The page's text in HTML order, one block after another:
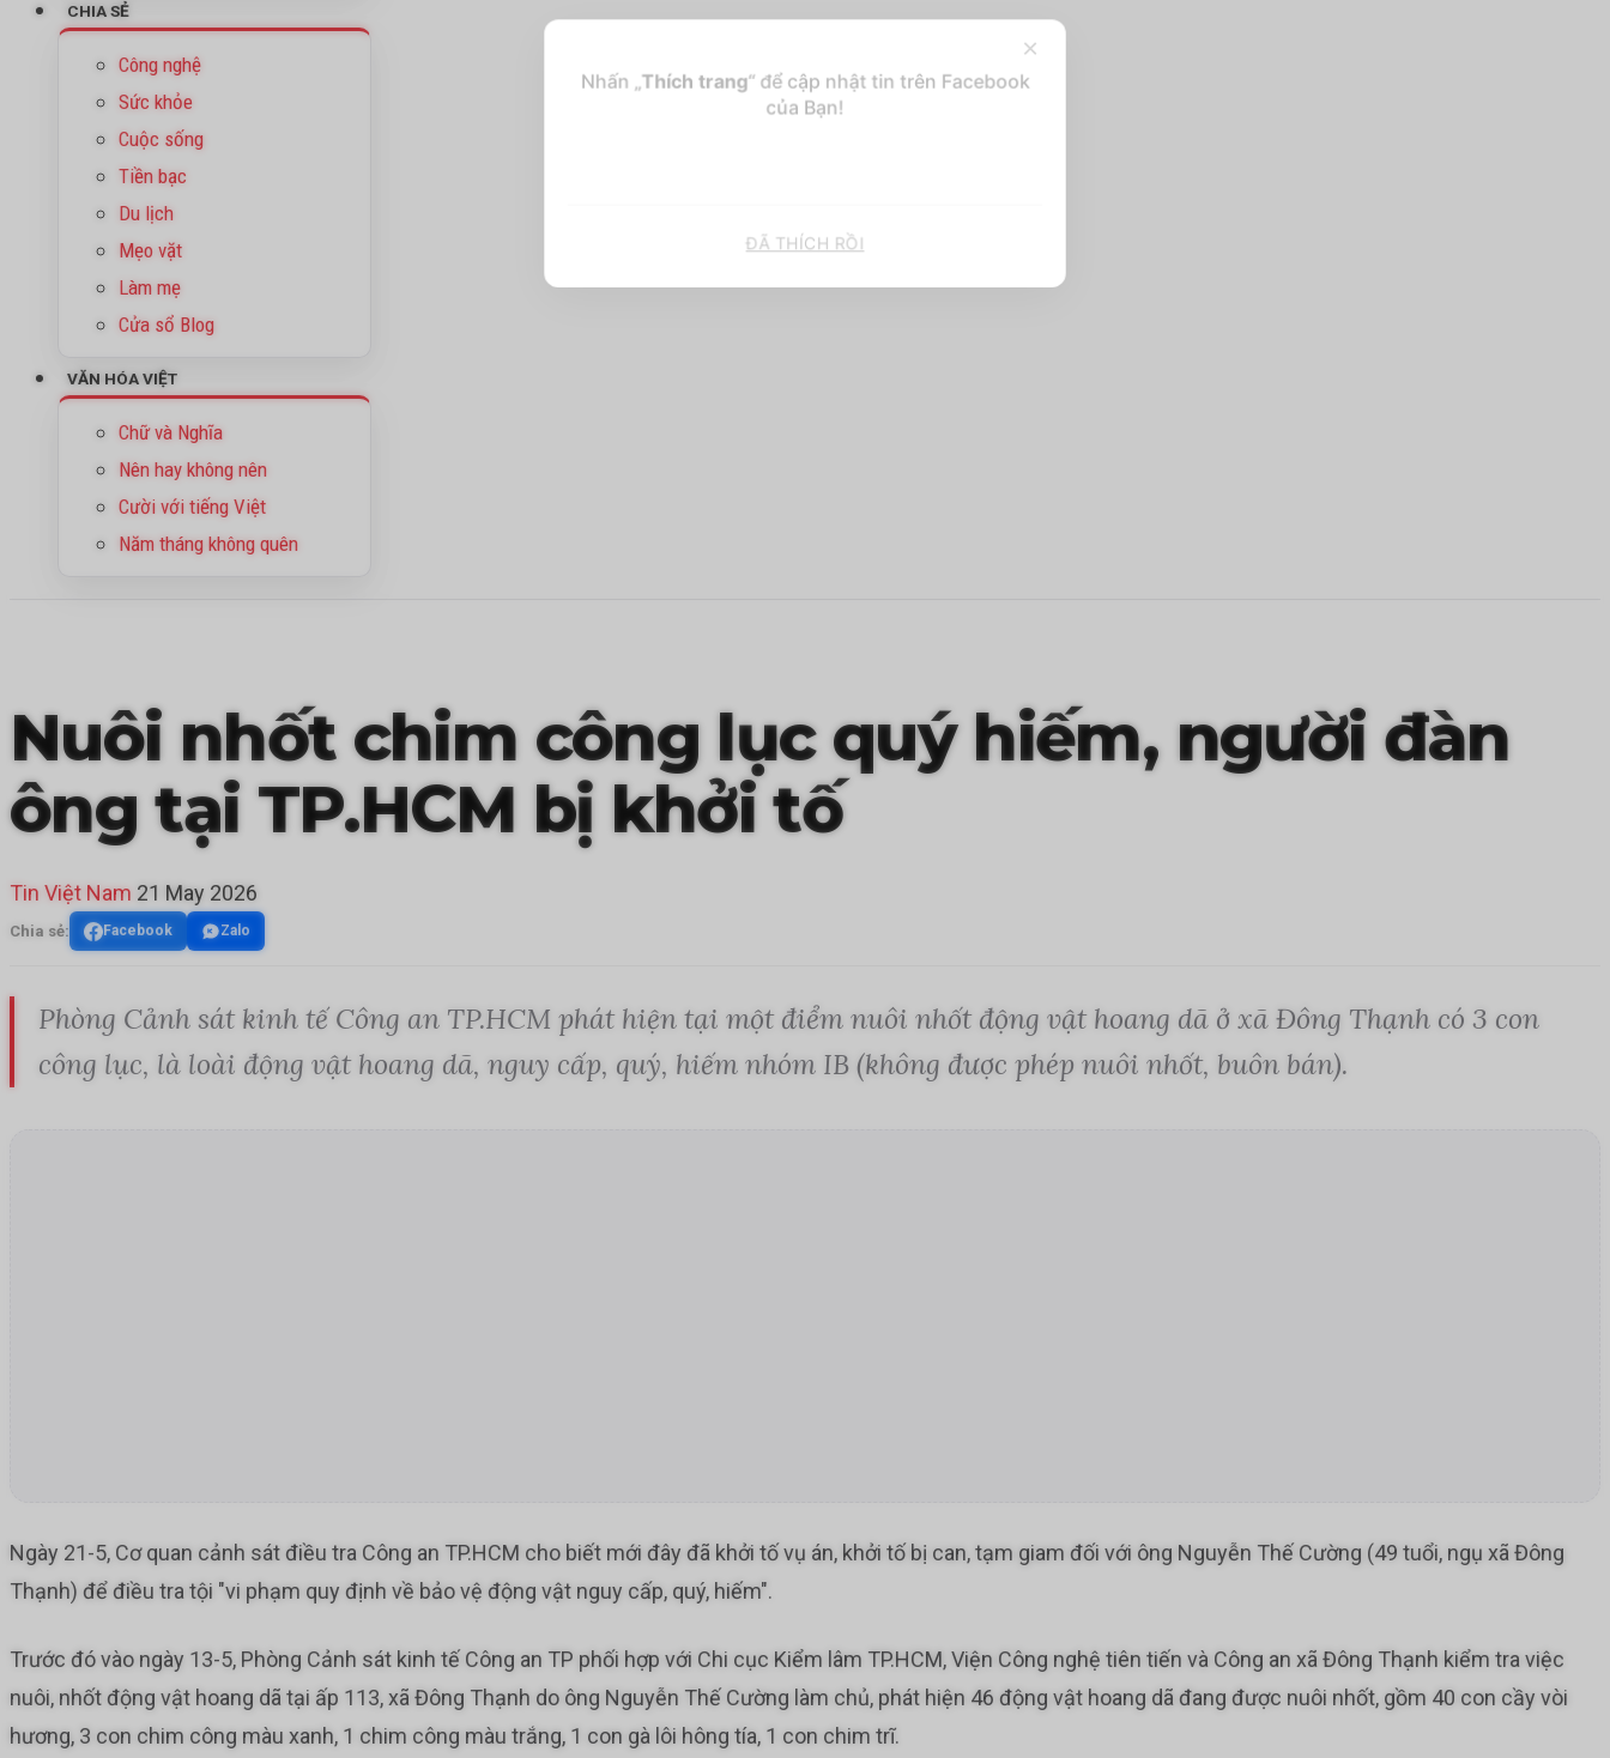
CHIA SẺ
Công nghệ
Sức khỏe
Cuộc sống
Tiền bạc
Du lịch
Mẹo vặt
Làm mẹ
Cửa sổ Blog
VĂN HÓA VIỆT
Chữ và Nghĩa
Nên hay không nên
Cười với tiếng Việt
Năm tháng không quên
Nuôi nhốt chim công lục quý hiếm, người đàn
ông tại TP.HCM bị khởi tố
Tin Việt Nam 21 May 2026
Chia sẻ: Facebook Zalo
Phòng Cảnh sát kinh tế Công an TP.HCM phát hiện tại một điểm nuôi nhốt động vật hoang dã ở xã Đông Thạnh có 3 con
công lục, là loài động vật hoang dã, nguy cấp, quý, hiếm nhóm IB (không được phép nuôi nhốt, buôn bán).
Ngày 21-5, Cơ quan cảnh sát điều tra Công an TP.HCM cho biết mới đây đã khởi tố vụ án, khởi tố bị can, tạm giam đối với ông Nguyễn Thế Cường (49 tuổi, ngụ xã Đông
Thạnh) để điều tra tội "vi phạm quy định về bảo vệ động vật nguy cấp, quý, hiếm".
Trước đó vào ngày 13-5, Phòng Cảnh sát kinh tế Công an TP phối hợp với Chi cục Kiểm lâm TP.HCM, Viện Công nghệ tiên tiến và Công an xã Đông Thạnh kiểm tra việc
nuôi, nhốt động vật hoang dã tại ấp 113, xã Đông Thạnh do ông Nguyễn Thế Cường làm chủ, phát hiện 46 động vật hoang dã đang được nuôi nhốt, gồm 40 con cầy vòi
hương, 3 con chim công màu xanh, 1 chim công màu trắng, 1 con gà lôi hông tía, 1 con chim trĩ.
×
Nhấn „ Thích trang“ để cập nhật tin trên Facebook
của Bạn!
ĐÃ THÍCH RỒI